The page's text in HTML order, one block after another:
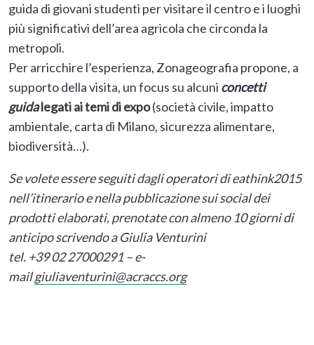
guida di giovani studenti per visitare il centro e i luoghi
più significativi dell’area agricola che circonda la
metropoli.
Per arricchire l’esperienza, Zonageografia propone, a
supporto della visita, un focus su alcuni concetti
guidalegati ai temi di expo(società civile, impatto
ambientale, carta di Milano, sicurezza alimentare,
biodiversità…).
Se volete essere seguitidagli operatori di eathink2015
nell’itinerario e nella pubblicazione sui socialdei
prodotti elaborati,prenotate con almeno 10 giorni di
anticipo scrivendo a Giulia Venturini
tel. +39 02 27000291 – e-
mailgiuliaventurini@acraccs.org